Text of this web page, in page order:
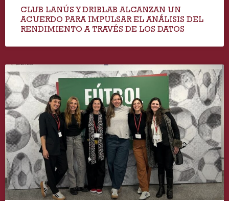
CLUB LANÚS Y DRIBLAB ALCANZAN UN
ACUERDO PARA IMPULSAR EL ANÁLISIS DEL
RENDIMIENTO A TRAVÉS DE LOS DATOS